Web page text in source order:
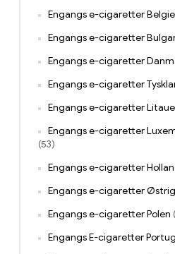
Engangs e-cigaretter
Engangs e-cigaretter
Engangs e-cigaretter
Engangs e-cigaretter
Engangs e-cigaretter
Engangs e-cigaretter
(53)
Engangs e-cigaretter
Engangs e-cigaretter Østrig
Engangs e-cigaretter Polen
Engangs E-cigaretter